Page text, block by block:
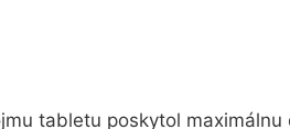
tabletu poskytol